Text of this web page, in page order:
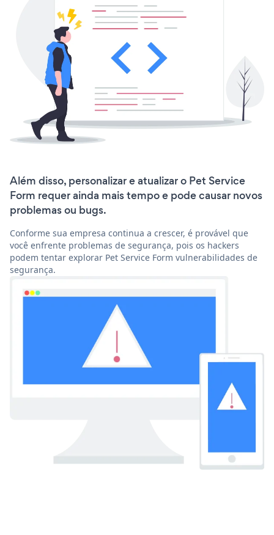
Além disso, personalizar e atualizar o Pet Service
Form requer ainda mais tempo e pode causar novos
problemas ou bugs.
Conforme sua empresa continua a crescer, é provável que
você enfrente problemas de segurança, pois os hackers
podem tentar explorar Pet Service Form vulnerabilidades de
segurança.